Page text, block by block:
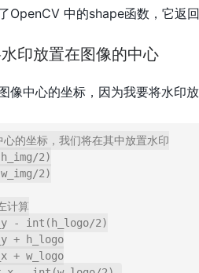
OpenCV 中的shape函数，它返
印放置在图像的中心
像中心的坐标，因为我要将水印
的坐标，我们将在其中放置水印
2)
2)
计算
- int(h_logo/2)
+ h_logo
+ w_logo